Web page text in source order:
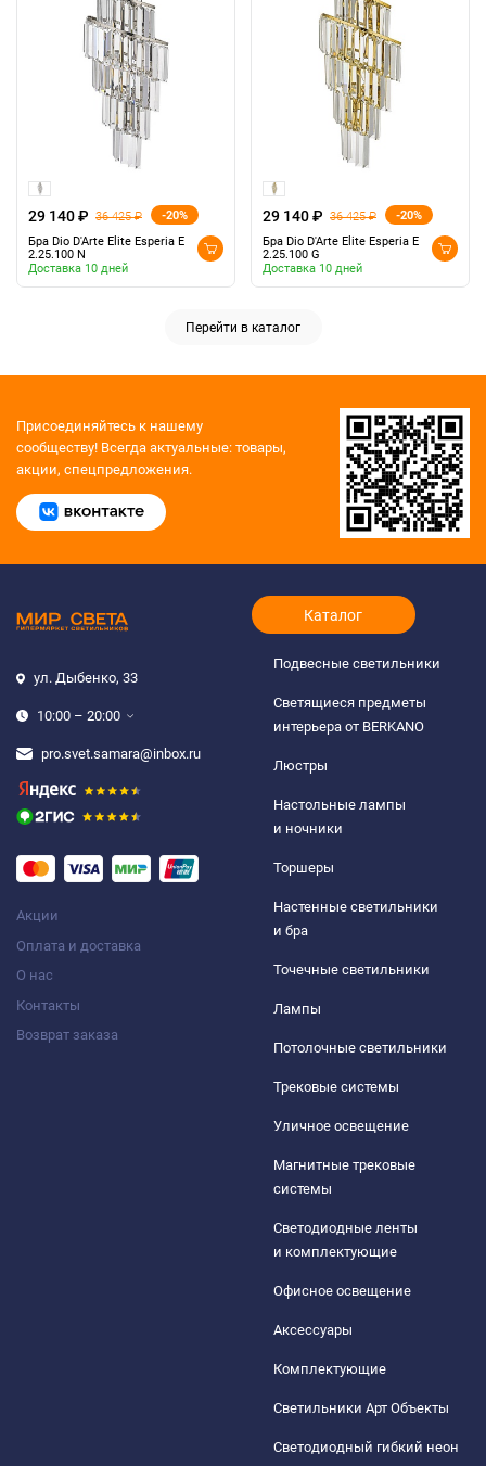
29 140 ₽ 36 425 ₽
-20%
Бра Dio D'Arte Elite Esperia E
2.25.100 N
Доставка 10 дней
29 140 ₽ 36 425 ₽
-20%
Бра Dio D'Arte Elite Esperia E
2.25.100 G
Доставка 10 дней
Перейти в каталог
Присоединяйтесь к нашему
сообществу! Всегда актуальные: товары,
акции, спецпредложения.
ул. Дыбенко, 33
10:00 – 20:00
pro.svet.samara@inbox.ru
Акции
Оплата и доставка
О нас
Контакты
Возврат заказа
Каталог
Подвесные светильники
Светящиеся предметы
интерьера от BERKANO
Люстры
Настольные лампы
и ночники
Торшеры
Настенные светильники
и бра
Точечные светильники
Лампы
Потолочные светильники
Трековые системы
Уличное освещение
Магнитные трековые
системы
Светодиодные ленты
и комплектующие
Офисное освещение
Аксессуары
Комплектующие
Светильники Арт Объекты
Светодиодный гибкий неон